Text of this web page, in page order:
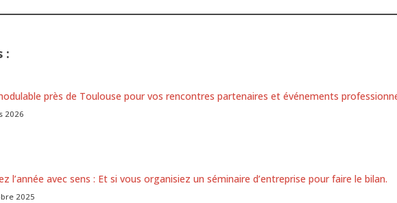
:
près de Toulouse pour vos rencontres partenaires et événements
2026
l’année avec sens : Et si vous organisiez un séminaire d’entreprise pour faire le bilan.
2025